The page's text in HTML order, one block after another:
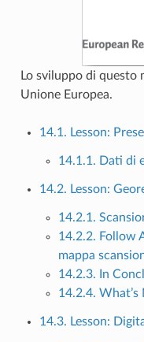
Lo sviluppo di questo
Unione Europea.
14.1. Lesson:
14.1.1. Dati di
14.2. Lesson:
14.2.1.
14.2.2. Follow
mappa
14.2.3. In
14.2.4. What’s
14.3. Lesson: